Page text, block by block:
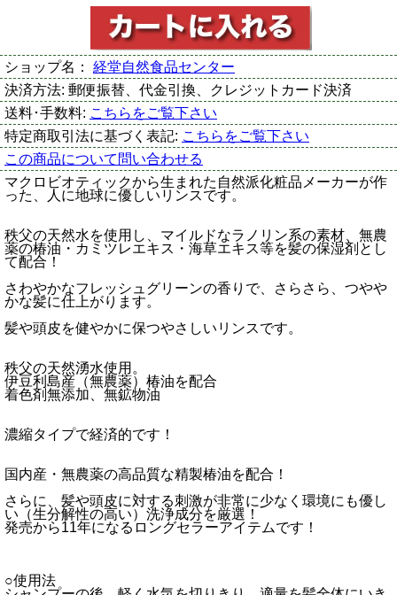
ショップ名： 経堂自然食品センター
決済方法: 郵便振替、代金引換、クレジットカード決済
送料･手数料: こちらをご覧下さい
特定商取引法に基づく表記: こちらをご覧下さい
この商品について問い合わせる
マクロビオティックから生まれた自然派化粧品メーカーが作
った、人に地球に優しいリンスです。
秩父の天然水を使用し、マイルドなラノリン系の素材、無農
薬の椿油・カミツレエキス・海草エキス等を髪の保湿剤とし
て配合！
さわやかなフレッシュグリーンの香りで、さらさら、つやや
かな髪に仕上がります。
髪や頭皮を健やかに保つやさしいリンスです。
秩父の天然湧水使用。
伊豆利島産（無農薬）椿油を配合
着色剤無添加、無鉱物油
濃縮タイプで経済的です！
国内産・無農薬の高品質な精製椿油を配合！
さらに、髪や頭皮に対する刺激が非常に少なく環境にも優し
い（生分解性の高い）洗浄成分を厳選！
発売から11年になるロングセラーアイテムです！
○使用法